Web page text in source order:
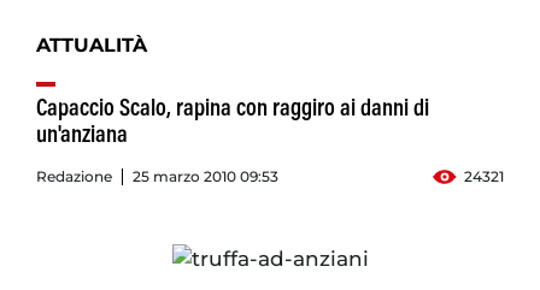
ATTUALITÀ
Capaccio Scalo, rapina con raggiro ai danni di
un'anziana
Redazione 25 marzo 2010 09:53 24321